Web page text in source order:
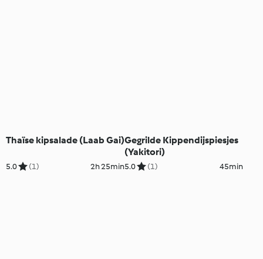
Thaïse kipsalade (Laab Gai)
5.0 (1) 2h 25min
Gegrilde Kippendijspiesjes
(Yakitori)
5.0 (1) 45min